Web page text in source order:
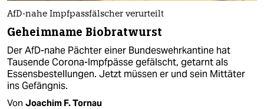
AfD-nahe Impfpassfälscher verurteilt
Geheimname Biobratwurst
Der AfD-nahe Pächter einer Bundeswehrkantine hat
Tausende Corona-Impfpässe gefälscht, getarnt als
Essensbestellungen. Jetzt müssen er und sein Mittäter
ins Gefängnis.
Von Joachim F. Tornau